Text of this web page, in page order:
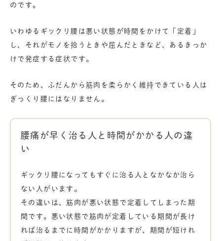
のです。
いわゆるギックリ腰は悪い状態が時間をかけて「定着」
し、それがモノを拾うときや屈んだときなど、あるきっか
けで発症する症状です。
そのため、ふだんから筋肉を柔らかく維持できている人は
ぎっくり腰にはなりません。
腰痛が早く治る人と時間がかかる人の違
い
ギックリ腰になってもすぐに治る人となかなか治ら
ない人がいます。
その違いは、筋肉が悪い状態で定着してしまった期
間です。悪い状態で筋肉が定着している期間が長け
れば治るまでに時間がかかりますが、期間が短けれ